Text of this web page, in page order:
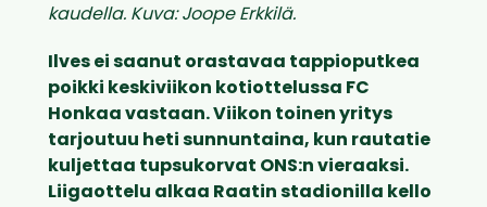
kaudella. Kuva: Joope Erkkilä.
Ilves ei saanut orastavaa tappioputkea
poikki keskiviikon kotiottelussa FC
Honkaa vastaan. Viikon toinen yritys
tarjoutuu heti sunnuntaina, kun rautatie
kuljettaa tupsukorvat ONS:n vieraaksi.
Liigaottelu alkaa Raatin stadionilla kello